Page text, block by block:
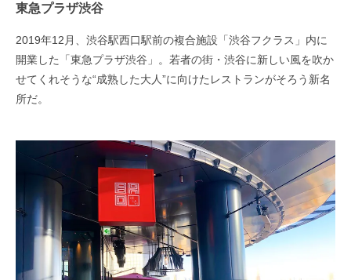
東急プラザ渋谷
2019年12月、渋谷駅西口駅前の複合施設「渋谷フクラス」内に
開業した「東急プラザ渋谷」。若者の街・渋谷に新しい風を吹か
せてくれそうな“成熟した大人”に向けたレストランがそろう新名
所だ。